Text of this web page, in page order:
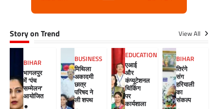
Story on Trend View All
BIHAR
भागलपुर
में ‘पंच
सम्मेलन’
आयोजित
BUSINESS
मिथिला
अकादमी
छात्र
परिषद ने
ली शपथ
EDUCATION
एआई
और
कंप्यूटेशनल
थिंकिंग
पर
कार्यशाला
BIHAR
तिरंगे
संग
हरियाली
का
संकल्प